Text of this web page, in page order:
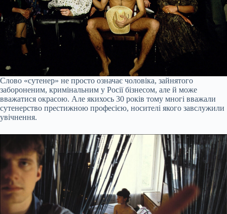
Слово «сутенер» не просто означає чоловіка, зайнятого
забороненим, кримінальним у Росії бізнесом, але й може
вважатися окрасою. Але якихось 30 років тому многі вважали
сутенерство престижною професією, носителі якого завслужили
увічнення.